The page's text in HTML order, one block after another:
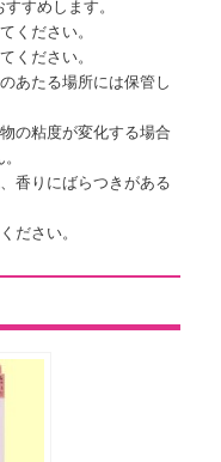
すめします。
ください。
ください。
あたる場所には保管し
の粘度が変化する場合
香りにばらつきがある
ださい。